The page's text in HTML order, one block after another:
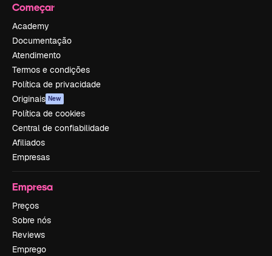
Começar
Academy
Documentação
Atendimento
Termos e condições
Política de privacidade
Originais New
Política de cookies
Central de confiabilidade
Afiliados
Empresas
Empresa
Preços
Sobre nós
Reviews
Emprego